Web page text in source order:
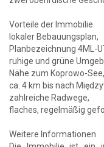
Vorteile der Immobilie
lokaler Bebauungsplan,
Planbezeichnung 4ML-
ruhige und grüne
Nähe zum Koprowo-See,
ca. 4 km bis nach
zahlreiche Radwege,
flaches, regelmäßig
Weitere Informationen